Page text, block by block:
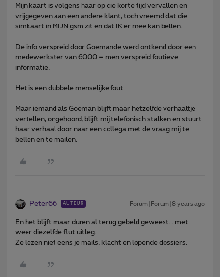
Mijn kaart is volgens haar op die korte tijd vervallen en
vrijgegeven aan een andere klant, toch vreemd dat die
simkaart in MIJN gsm zit en dat IK er mee kan bellen.
De info verspreid door Goemande werd ontkend door een
medewerkster van 6000 = men verspreid foutieve
informatie.
Het is een dubbele menselijke fout.
Maar iemand als Goeman blijft maar hetzelfde verhaaltje
vertellen, ongehoord, blijft mij telefonisch stalken en stuurt
haar verhaal door naar een collega met de vraag mij te
bellen en te mailen.
Peter66 AUTEUR Forum|Forum|8 years ago
En het blijft maar duren al terug gebeld geweest... met
weer diezelfde flut uitleg.
Ze lezen niet eens je mails, klacht en lopende dossiers.